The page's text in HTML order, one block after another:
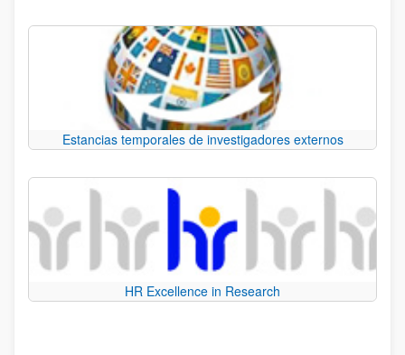
Estancias temporales de investigadores externos
HR Excellence in Research